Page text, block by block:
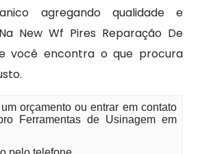
agregando qualidade e
New Wf Pires Reparação De
você encontra o que procura
orçamento ou entrar em contato
Ferramentas de Usinagem em